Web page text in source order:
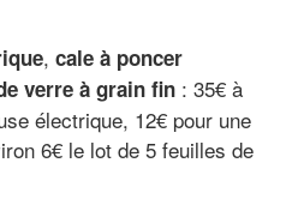
, cale à poncer
verre à grain fin : 35€ à
électrique, 12€ pour une
6€ le lot de 5 feuilles de